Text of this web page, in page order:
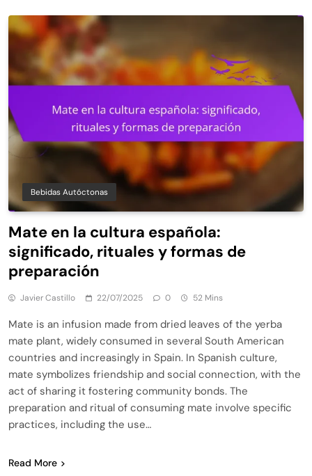
Bebidas Autóctonas
Mate en la cultura española:
significado, rituales y formas de
preparación
Javier Castillo 22/07/2025 0 52 Mins
Mate is an infusion made from dried leaves of the yerba
mate plant, widely consumed in several South American
countries and increasingly in Spain. In Spanish culture,
mate symbolizes friendship and social connection, with the
act of sharing it fostering community bonds. The
preparation and ritual of consuming mate involve specific
practices, including the use…
Read More